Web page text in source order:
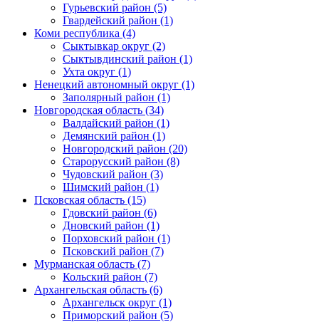
Гурьевский район (5)
Гвардейский район (1)
Коми республика (4)
Сыктывкар округ (2)
Сыктывдинский район (1)
Ухта округ (1)
Ненецкий автономный округ (1)
Заполярный район (1)
Новгородская область (34)
Валдайский район (1)
Демянский район (1)
Новгородский район (20)
Старорусский район (8)
Чудовский район (3)
Шимский район (1)
Псковская область (15)
Гдовский район (6)
Дновский район (1)
Порховский район (1)
Псковский район (7)
Мурманская область (7)
Кольский район (7)
Архангельская область (6)
Архангельск округ (1)
Приморский район (5)